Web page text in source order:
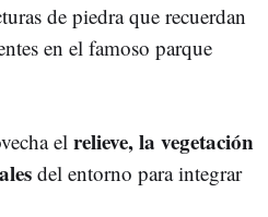
de piedra que recuerdan
en el famoso parque
el relieve, la vegetación
del entorno para integrar